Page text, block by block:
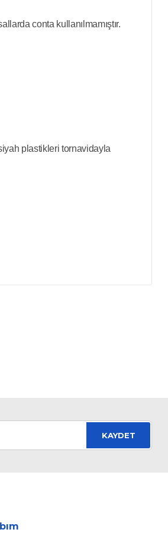
conta kullanılmamıştır.
plastikleri tornavidayla
KAYDET